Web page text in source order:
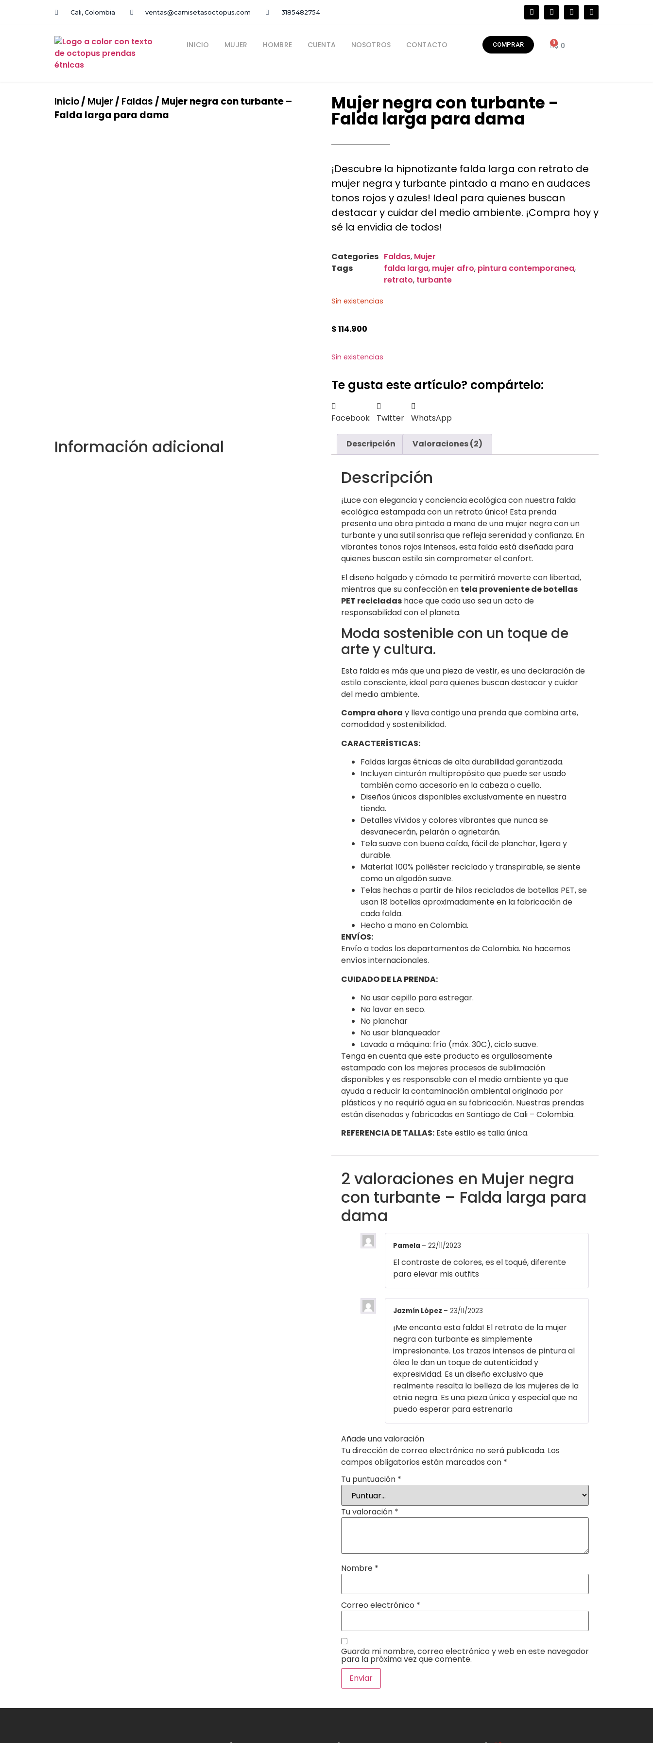
Cali, Colombia ventas@camisetasoctopus.com 3185482754
INICIO MUJER HOMBRE CUENTA NOSOTROS CONTACTO COMPRAR $ 0
Inicio/ Mujer / Faldas / Mujer negra con turbante –
Falda larga para dama
Mujer negra con turbante -
Falda larga para dama
¡Descubre la hipnotizante falda larga con retrato de
mujer negra y turbante pintado a mano en audaces
tonos rojos y azules! Ideal para quienes buscan
destacar y cuidar del medio ambiente. ¡Compra hoy y
sé la envidia de todos!
Categories Faldas, Mujer
Tags
falda larga, mujer afro, pintura contemporanea,
retrato, turbante
Sin existencias
$114.900
Sin existencias
Te gusta este artículo? compártelo:
Facebook Twitter WhatsApp
Información adicional Descripción Valoraciones (2)
Descripción
¡Luce con elegancia y conciencia ecológica con nuestra falda
ecológica estampada con un retrato único! Esta prenda
presenta una obra pintada a mano de una mujer negra con un
turbante y una sutil sonrisa que refleja serenidad y confianza. En
vibrantes tonos rojos intensos, esta falda está diseñada para
quienes buscan estilo sin comprometer el confort.
El diseño holgado y cómodo te permitirá moverte con libertad,
mientras que su confección en tela proveniente de botellas
PET recicladas hace que cada uso sea un acto de
responsabilidad con el planeta.
Moda sostenible con un toque de
arte y cultura.
Esta falda es más que una pieza de vestir, es una declaración de
estilo consciente, ideal para quienes buscan destacar y cuidar
del medio ambiente.
Compra ahora y lleva contigo una prenda que combina arte,
comodidad y sostenibilidad.
CARACTERÍSTICAS:
Faldas largas étnicas de alta durabilidad garantizada.
Incluyen cinturón multipropósito que puede ser usado
también como accesorio en la cabeza o cuello.
Diseños únicos disponibles exclusivamente en nuestra
tienda.
Detalles vívidos y colores vibrantes que nunca se
desvanecerán, pelarán o agrietarán.
Tela suave con buena caída, fácil de planchar, ligera y
durable.
Material: 100% poliéster reciclado y transpirable, se siente
como un algodón suave.
Telas hechas a partir de hilos reciclados de botellas PET, se
usan 18 botellas aproximadamente en la fabricación de
cada falda.
Hecho a mano en Colombia.
ENVÍOS:
Envío a todos los departamentos de Colombia. No hacemos
envíos internacionales.
CUIDADO DE LA PRENDA:
No usar cepillo para estregar.
No lavar en seco.
No planchar
No usar blanqueador
Lavado a máquina: frío (máx. 30C), ciclo suave.
Tenga en cuenta que este producto es orgullosamente
estampado con los mejores procesos de sublimación
disponibles y es responsable con el medio ambiente ya que
ayuda a reducir la contaminación ambiental originada por
plásticos y no requirió agua en su fabricación. Nuestras prendas
están diseñadas y fabricadas en Santiago de Cali – Colombia.
REFERENCIA DE TALLAS: Este estilo es talla única.
2 valoraciones en Mujer negra
con turbante – Falda larga para
dama
Pamela – 22/11/2023
El contraste de colores, es el toqué, diferente
para elevar mis outfits
Jazmín López – 23/11/2023
¡Me encanta esta falda! El retrato de la mujer
negra con turbante es simplemente
impresionante. Los trazos intensos de pintura al
óleo le dan un toque de autenticidad y
expresividad. Es un diseño exclusivo que
realmente resalta la belleza de las mujeres de la
etnia negra. Es una pieza única y especial que no
puedo esperar para estrenarla
Añade una valoración
Tu dirección de correo electrónico no será publicada. Los
campos obligatorios están marcados con *
Tu puntuación *
Tu valoración *
Nombre *
Correo electrónico *
Guarda mi nombre, correo electrónico y web en este navegador
para la próxima vez que comente.